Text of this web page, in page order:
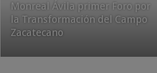
Monreal Ávila primer Foro por
la Transformación del Campo
Zacatecano
Durante el verano es
importante prevenir
enfermedades diarreicas
manejo de hidrocarburos
durante mantenimiento en
estación de servicio